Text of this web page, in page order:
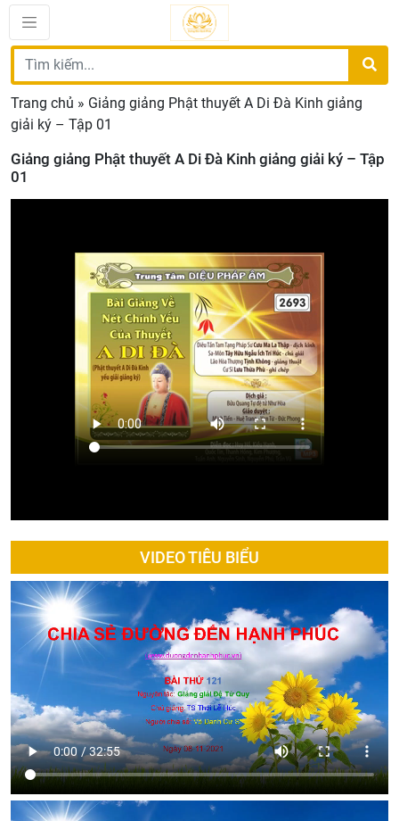
Trang chủ » Giảng giảng Phật thuyết A Di Đà Kinh giảng
giải ký – Tập 01
Giảng giảng Phật thuyết A Di Đà Kinh giảng giải ký – Tập
01
VIDEO TIÊU BIỂU